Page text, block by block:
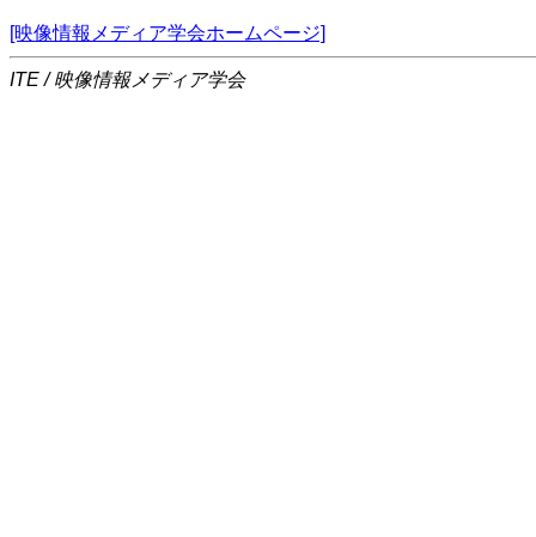
[映像情報メディア学会ホームページ]
ITE / 映像情報メディア学会